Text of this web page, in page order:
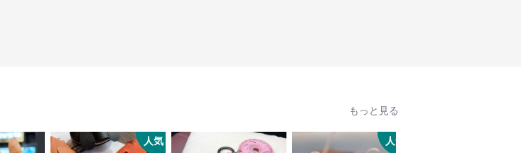
もっと見る
人気 人気